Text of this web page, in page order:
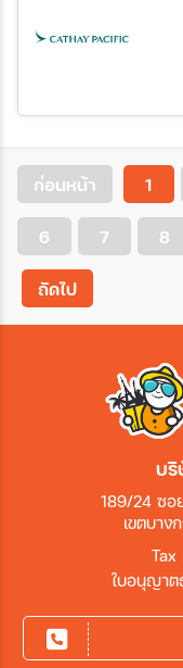
ก่อนหน้า 1
6 7 8
ถัดไป
บริ
189/24 ซอ
เขตบาง
ใบอนุญาต